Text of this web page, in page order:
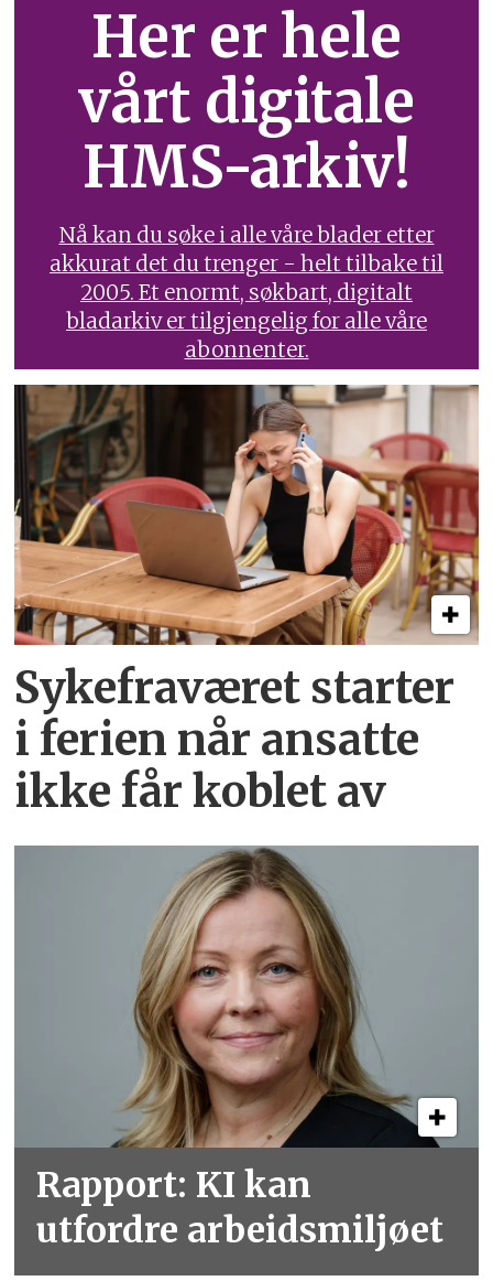
Her er hele
vårt digitale
HMS-arkiv!
Nå kan du søke i alle våre blader etter
akkurat det du trenger - helt tilbake til
2005. Et enormt, søkbart, digitalt
bladarkiv er tilgjengelig for alle våre
abonnenter.
Sykefraværet starter
i ferien når ansatte
ikke får koblet av
Rapport: KI kan
utfordre arbeidsmiljøet